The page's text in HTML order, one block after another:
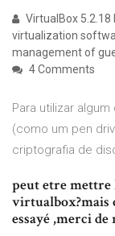
VirtualBox 5.2.18
virtualization
management of
4 Comments
Para utilizar
(como um pen
criptografia de
peut etre mettre
virtualbox?mais
essayé ,merci